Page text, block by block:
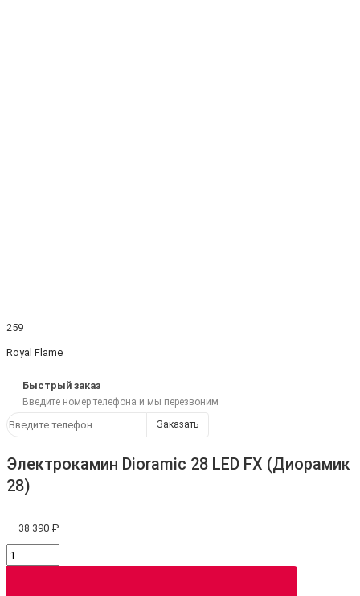
259
Royal Flame
Быстрый заказ
Введите номер телефона и мы перезвоним
Заказать
Электрокамин Dioramic 28 LED FX (Диорамик
28)
38 390 ₽